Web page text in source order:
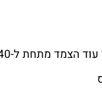
1.40. יעדים:1.37, 1.35.